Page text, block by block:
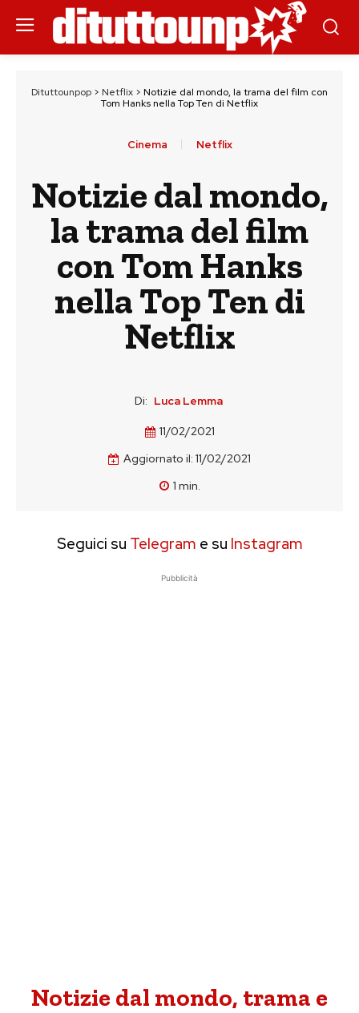
Dituttounpop > Netflix > Notizie dal mondo, la trama del film con
Tom Hanks nella Top Ten di Netflix
Cinema Netflix
Notizie dal mondo,
la trama del film
con Tom Hanks
nella Top Ten di
Netflix
Di: Luca Lemma
11/02/2021
Aggiornato il: 11/02/2021
1 min.
Seguici su Telegram e su Instagram
Pubblicità
Notizie dal mondo, trama e